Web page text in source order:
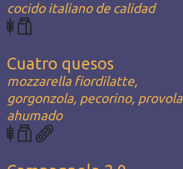
cocido italiano de calidad
Cuatro quesos
mozzarella fiordilatte,
gorgonzola, pecorino, provola
ahumado